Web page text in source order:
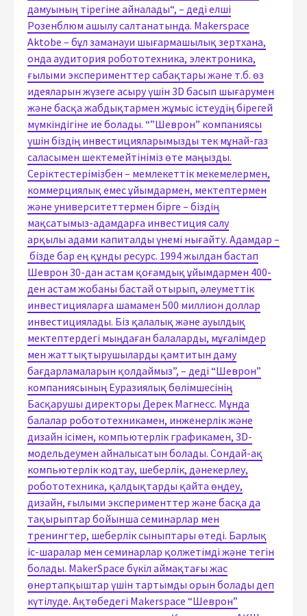
дамуының тірегіне айналады“, – деді елші
Розенблюм ашылу салтанатында. Makerspace
Aktobe – бұл заманауи шығармашылық зертхана,
онда аудитория робототехника, электроника,
ғылыми эксперименттер сабақтары және т.б. өз
идеяларын жүзеге асыру үшін 3D басып шығарумен
және басқа жабдықтармен жұмыс істеудің бірегей
мүмкіндігіне ие болады. “”Шеврон” компаниясы
үшін біздің инвестицияларымызды тек мұнай-газ
саласымен шектемейтініміз өте маңызды.
Серіктестерімізбен – мемлекеттік мекемелермен,
коммерциялық емес ұйымдармен, мектептермен
және университеттермен бірге – біздің
мақсатымыз-адамдарға инвестиция салу
арқылы адами капиталды үнемі нығайту. Адамдар –
бізде бар ең құнды ресурс. 1994 жылдан бастап
Шеврон 30-дан астам қоғамдық ұйымдармен 400-
ден астам жобаны бастай отырып, әлеуметтік
инвестицияларға шамамен 500 миллион доллар
инвестициялады. Біз қалалық және ауылдық
мектептердегі мыңдаған балаларды, мұғалімдер
мен жаттықтырушыларды қамтитын даму
бағдарламаларын қолдаймыз”, – деді “Шеврон”
компаниясының Еуразиялық бөлімшесінің
Басқарушы директоры Дерек Магнесс. Мұнда
балалар робототехникамен, инженерлік және
дизайн ісімен, компьютерлік графикамен, 3D-
модельдеумен айналысатын болады. Сондай-ақ
компьютерлік кодтау, шеберлік, дәнекерлеу,
робототехника, қалдықтарды қайта өңдеу,
дизайн, ғылыми эксперименттер және басқа да
тақырыптар бойынша семинарлар мен
тренингтер, шеберлік сыныптары өтеді. Барлық
іс-шаралар мен семинарлар қолжетімді және тегін
болады. MakerSpace бүкіл аймақтағы жас
өнертапқыштар үшін тартымды орын болады деп
күтілуде. Ақтөбедегі Makerspace “Шеврон”